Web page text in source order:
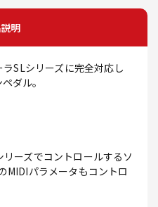
明
SLシリーズに完全対応し
ダル。
ーズでコントロールするソ
MIDIパラメータもコントロ